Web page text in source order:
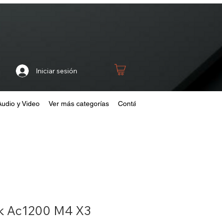
Iniciar sesión
y Video Ver más categorías Contáctanos
Ac1200 M4 X3